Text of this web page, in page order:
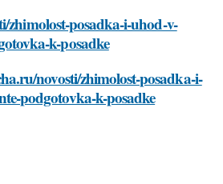
zhimolost-posadka-i-uhod-v-
k-posadke
novosti/zhimolost-posadka-i-
podgotovka-k-posadke